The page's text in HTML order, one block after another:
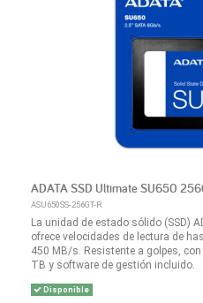
ADATA SSD Ultimate SU650
ASU650SS-256GT-R
La unidad de estado sólido (SSD)
ofrece velocidades de lectura de
450 MB/s. Resistente a golpes,
TB y software de gestión incluido.
Disponible